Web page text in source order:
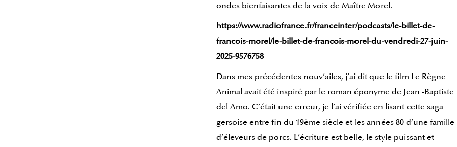
ondes bienfaisantes de la voix de Maître Morel.
https://www.radiofrance.fr/franceinter/podcasts/le-billet-de-
francois-morel/le-billet-de-francois-morel-du-vendredi-27-juin-
2025-9576758
Dans mes précédentes nouv’ailes, j’ai dit que le film Le Règne
Animal avait été inspiré par le roman éponyme de Jean -Baptiste
del Amo. C’était une erreur, je l’ai vérifiée en lisant cette saga
gersoise entre fin du 19ème siècle et les années 80 d’une famille
d’éleveurs de porcs. L’écriture est belle, le style puissant et